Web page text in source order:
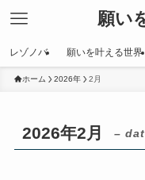
願い
レゾノバ 願いを叶える世界
ホーム 2026年 2月
2026年2月 –